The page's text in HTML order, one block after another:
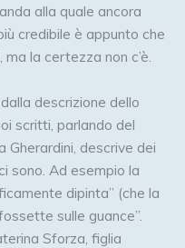
alla quale ancora
credibile è appunto che
la certezza non c’è.
descrizione dello
scritti, parlando del
descrive dei
sono. Ad esempio la
dipinta” (che la
sulle guance”.
Sforza, figlia